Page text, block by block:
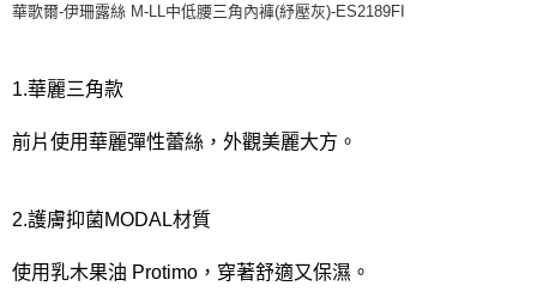
每筆NT$80，滿NT$1,000(含以上)免運費
每筆NT$80，滿NT$1,000(含以上)免運費
離島
付款後門市自取
華歌爾-伊珊露絲 M-LL中低腰三角內褲(紓壓灰)-ES2189FI
1.華麗三角款
前片使用華麗彈性蕾絲，外觀美麗大方。
2.護膚抑菌MODAL材質
使用乳木果油 Protimo，穿著舒適又保濕。